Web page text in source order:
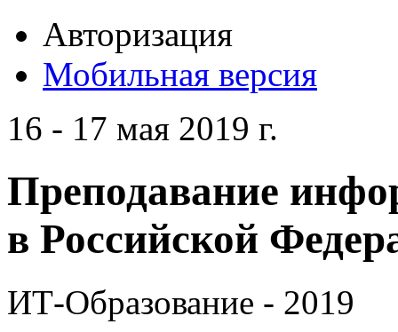
Авторизация
Мобильная версия
16 - 17 мая 2019 г.
Преподавание
в Российской
ИТ-Образование - 2019